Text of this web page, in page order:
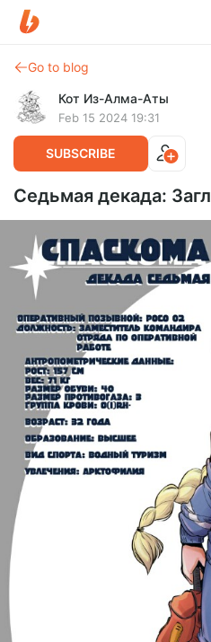
Go to blog
Кот Из-Алма-Аты
Feb 15 2024 19:31
SUBSCRIBE
Седьмая декада: